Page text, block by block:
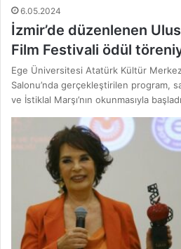
6.05.2024
İzmir’de düzenlenen
Film Festivali ödül
Ege Üniversitesi Atatürk Kültür
Salonu’nda gerçekleştirilen program,
ve İstiklal Marşı’nın okunmasıyla